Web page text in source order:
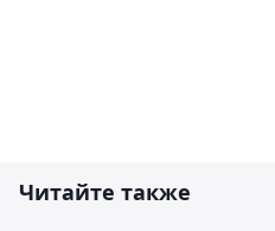
Читайте также